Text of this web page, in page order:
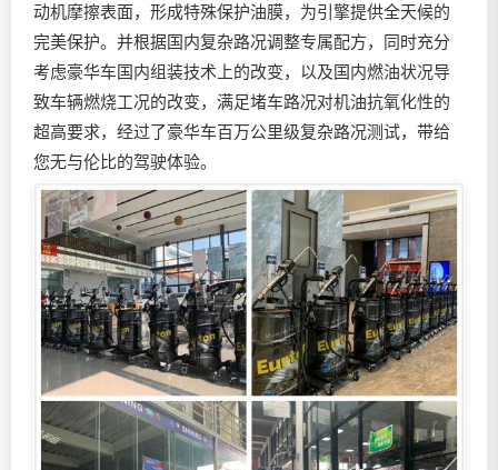
动机摩擦表面，形成特殊保护油膜，为引擎提供全天候的
完美保护。并根据国内复杂路况调整专属配方，同时充分
考虑豪华车国内组装技术上的改变，以及国内燃油状况导
致车辆燃烧工况的改变，满足堵车路况对机油抗氧化性的
超高要求，经过了豪华车百万公里级复杂路况测试，带给
您无与伦比的驾驶体验。